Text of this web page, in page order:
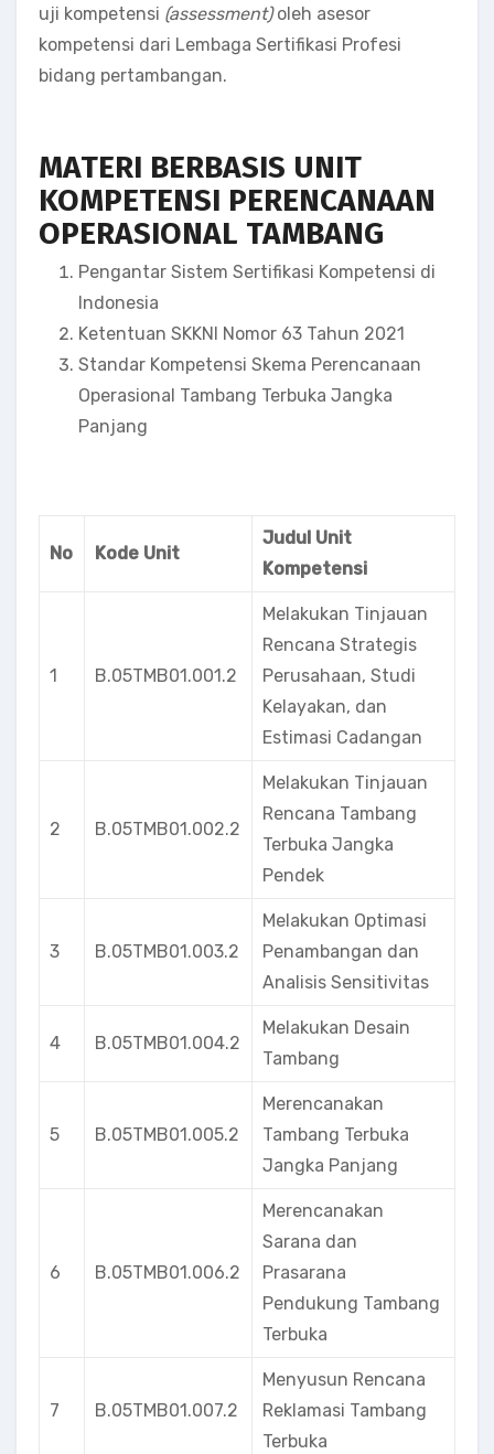
uji kompetensi (assessment)oleh asesor
kompetensi dari Lembaga Sertifikasi Profesi
bidang pertambangan.
MATERI BERBASIS UNIT
KOMPETENSI PERENCANAAN
OPERASIONAL TAMBANG
Pengantar Sistem Sertifikasi Kompetensi di
Indonesia
Ketentuan SKKNI Nomor 63 Tahun 2021
Standar Kompetensi Skema Perencanaan
Operasional Tambang Terbuka Jangka
Panjang
No Kode Unit
Judul Unit
Kompetensi
1 B.05TMB01.001.2
Melakukan Tinjauan
Rencana Strategis
Perusahaan, Studi
Kelayakan, dan
Estimasi Cadangan
2 B.05TMB01.002.2
Melakukan Tinjauan
Rencana Tambang
Terbuka Jangka
Pendek
3 B.05TMB01.003.2
Melakukan Optimasi
Penambangan dan
Analisis Sensitivitas
4 B.05TMB01.004.2
Melakukan Desain
Tambang
5 B.05TMB01.005.2
Merencanakan
Tambang Terbuka
Jangka Panjang
6 B.05TMB01.006.2
Merencanakan
Sarana dan
Prasarana
Pendukung Tambang
Terbuka
7 B.05TMB01.007.2
Menyusun Rencana
Reklamasi Tambang
Terbuka